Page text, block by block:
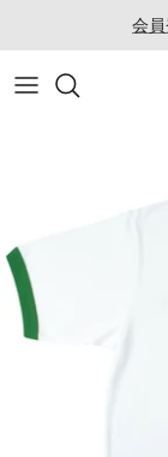
뛰
기
会
아이템
의류
협업
이야기
코팅 서비스
마카롱 시리즈
CLEAT TOTE 시
BOSTON 시리즈
백팩 시리즈
SECCHIELLO
LABORATORIO
로프 어레인지